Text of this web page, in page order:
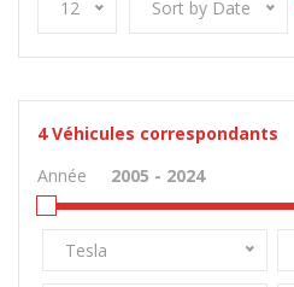
12 Sort by Date
4 Véhicules correspondants
Année
Tesla